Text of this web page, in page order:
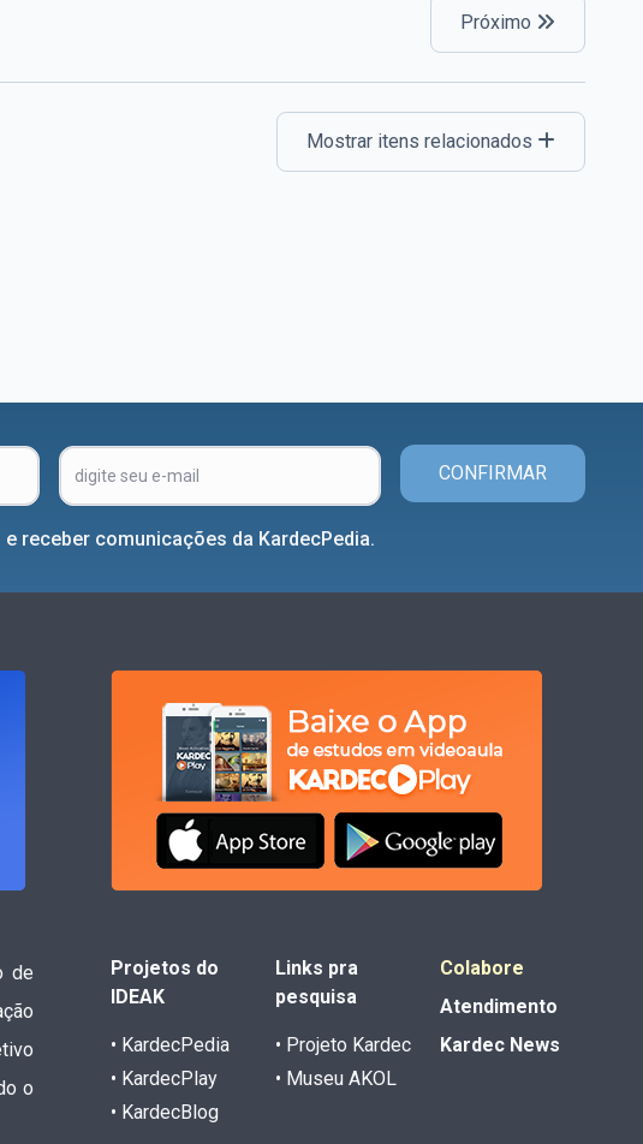
Próximo
Mostrar itens relacionados
CONFIRMAR
receber comunicações da KardecPedia.
de
o
Projetos do
IDEAK
• KardecPedia
• KardecPlay
• KardecBlog
Links pra
pesquisa
• Projeto Kardec
• Museu AKOL
Colabore
Atendimento
Kardec News